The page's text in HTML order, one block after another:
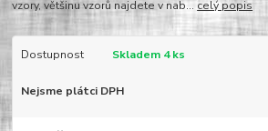
vzory, většinu vzorů najdete v nab... celý popis
Dostupnost Skladem 4 ks
Nejsme plátci DPH